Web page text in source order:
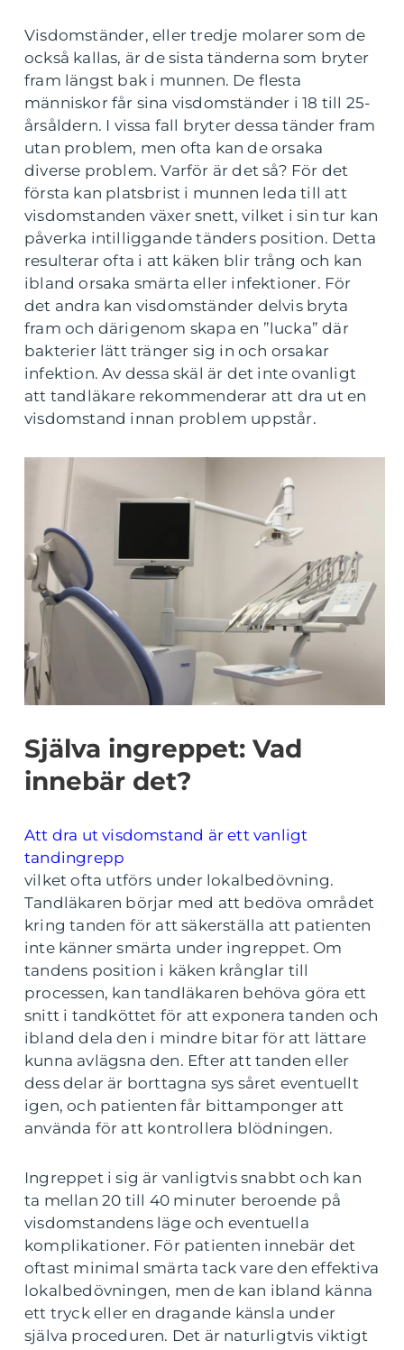
Visdomständer, eller tredje molarer som de
också kallas, är de sista tänderna som bryter
fram längst bak i munnen. De flesta
människor får sina visdomständer i 18 till 25-
årsåldern. I vissa fall bryter dessa tänder fram
utan problem, men ofta kan de orsaka
diverse problem. Varför är det så? För det
första kan platsbrist i munnen leda till att
visdomstanden växer snett, vilket i sin tur kan
påverka intilliggande tänders position. Detta
resulterar ofta i att käken blir trång och kan
ibland orsaka smärta eller infektioner. För
det andra kan visdomständer delvis bryta
fram och därigenom skapa en ”lucka” där
bakterier lätt tränger sig in och orsakar
infektion. Av dessa skäl är det inte ovanligt
att tandläkare rekommenderar att dra ut en
visdomstand innan problem uppstår.
Själva ingreppet: Vad
innebär det?
Att dra ut visdomstand är ett vanligt
tandingrepp
vilket ofta utförs under lokalbedövning.
Tandläkaren börjar med att bedöva området
kring tanden för att säkerställa att patienten
inte känner smärta under ingreppet. Om
tandens position i käken krånglar till
processen, kan tandläkaren behöva göra ett
snitt i tandköttet för att exponera tanden och
ibland dela den i mindre bitar för att lättare
kunna avlägsna den. Efter att tanden eller
dess delar är borttagna sys såret eventuellt
igen, och patienten får bittamponger att
använda för att kontrollera blödningen.
Ingreppet i sig är vanligtvis snabbt och kan
ta mellan 20 till 40 minuter beroende på
visdomstandens läge och eventuella
komplikationer. För patienten innebär det
oftast minimal smärta tack vare den effektiva
lokalbedövningen, men de kan ibland känna
ett tryck eller en dragande känsla under
själva proceduren. Det är naturligtvis viktigt